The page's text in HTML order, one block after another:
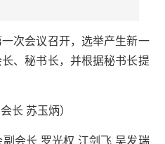
次会议召开，选举产生新一
、秘书长，并根据秘书长提
长 苏玉炳）
副会长 罗光权 江剑飞 吴发瑞